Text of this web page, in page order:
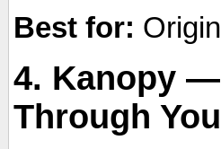
Best for:
4. Kanopy
Through